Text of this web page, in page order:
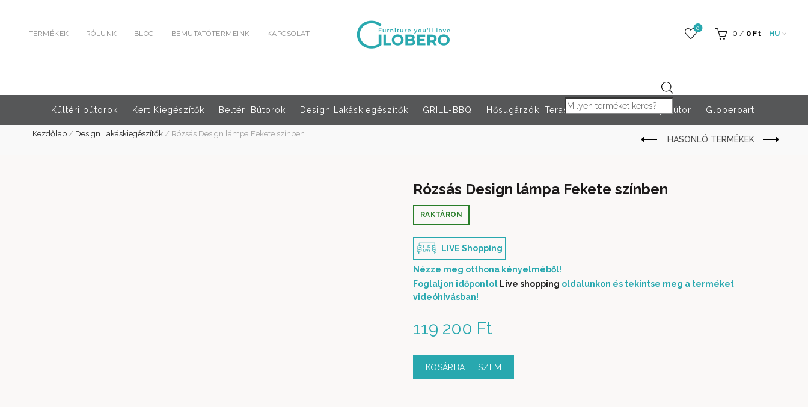
TERMÉKEK RÓLUNK BLOG BEMUTATÓTERMEINK KAPCSOLAT
Products search
0
0 / 0 Ft HU
Kültéri bútorok Kert Kiegészítők Beltéri Bútorok Design Lakáskiegészítők GRILL-BBQ Hősugárzók, Teraszfűtés Rendezvény bútor Globeroart
Kezdőlap/ Design Lakáskiegészítők/ Rózsás Design lámpa Fekete színben
Rózsás Design lámpa Fekete színben
119 200 Ft
RAKTÁRON
LIVE Shopping
Nézze meg otthona kényelméből!
Foglaljon időpontot Live shopping oldalunkon és tekintse meg a terméket
videóhívásban!
KOSÁRBA TESZEM